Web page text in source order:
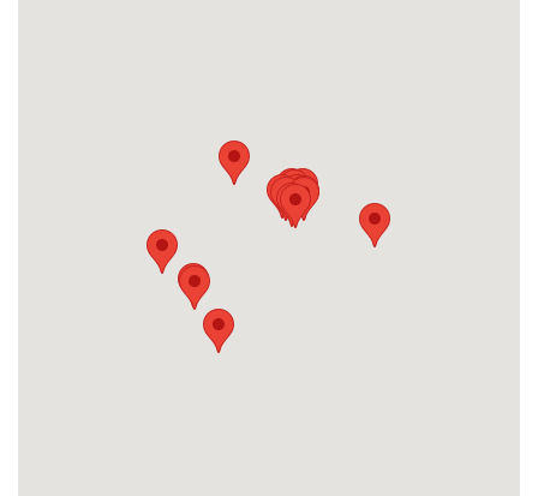
SHOWROOM GIA THỊNH DOOR
87 Bình Long, Phường Bình Hưng Hòa B, Quận Bình Tân,
0855400400